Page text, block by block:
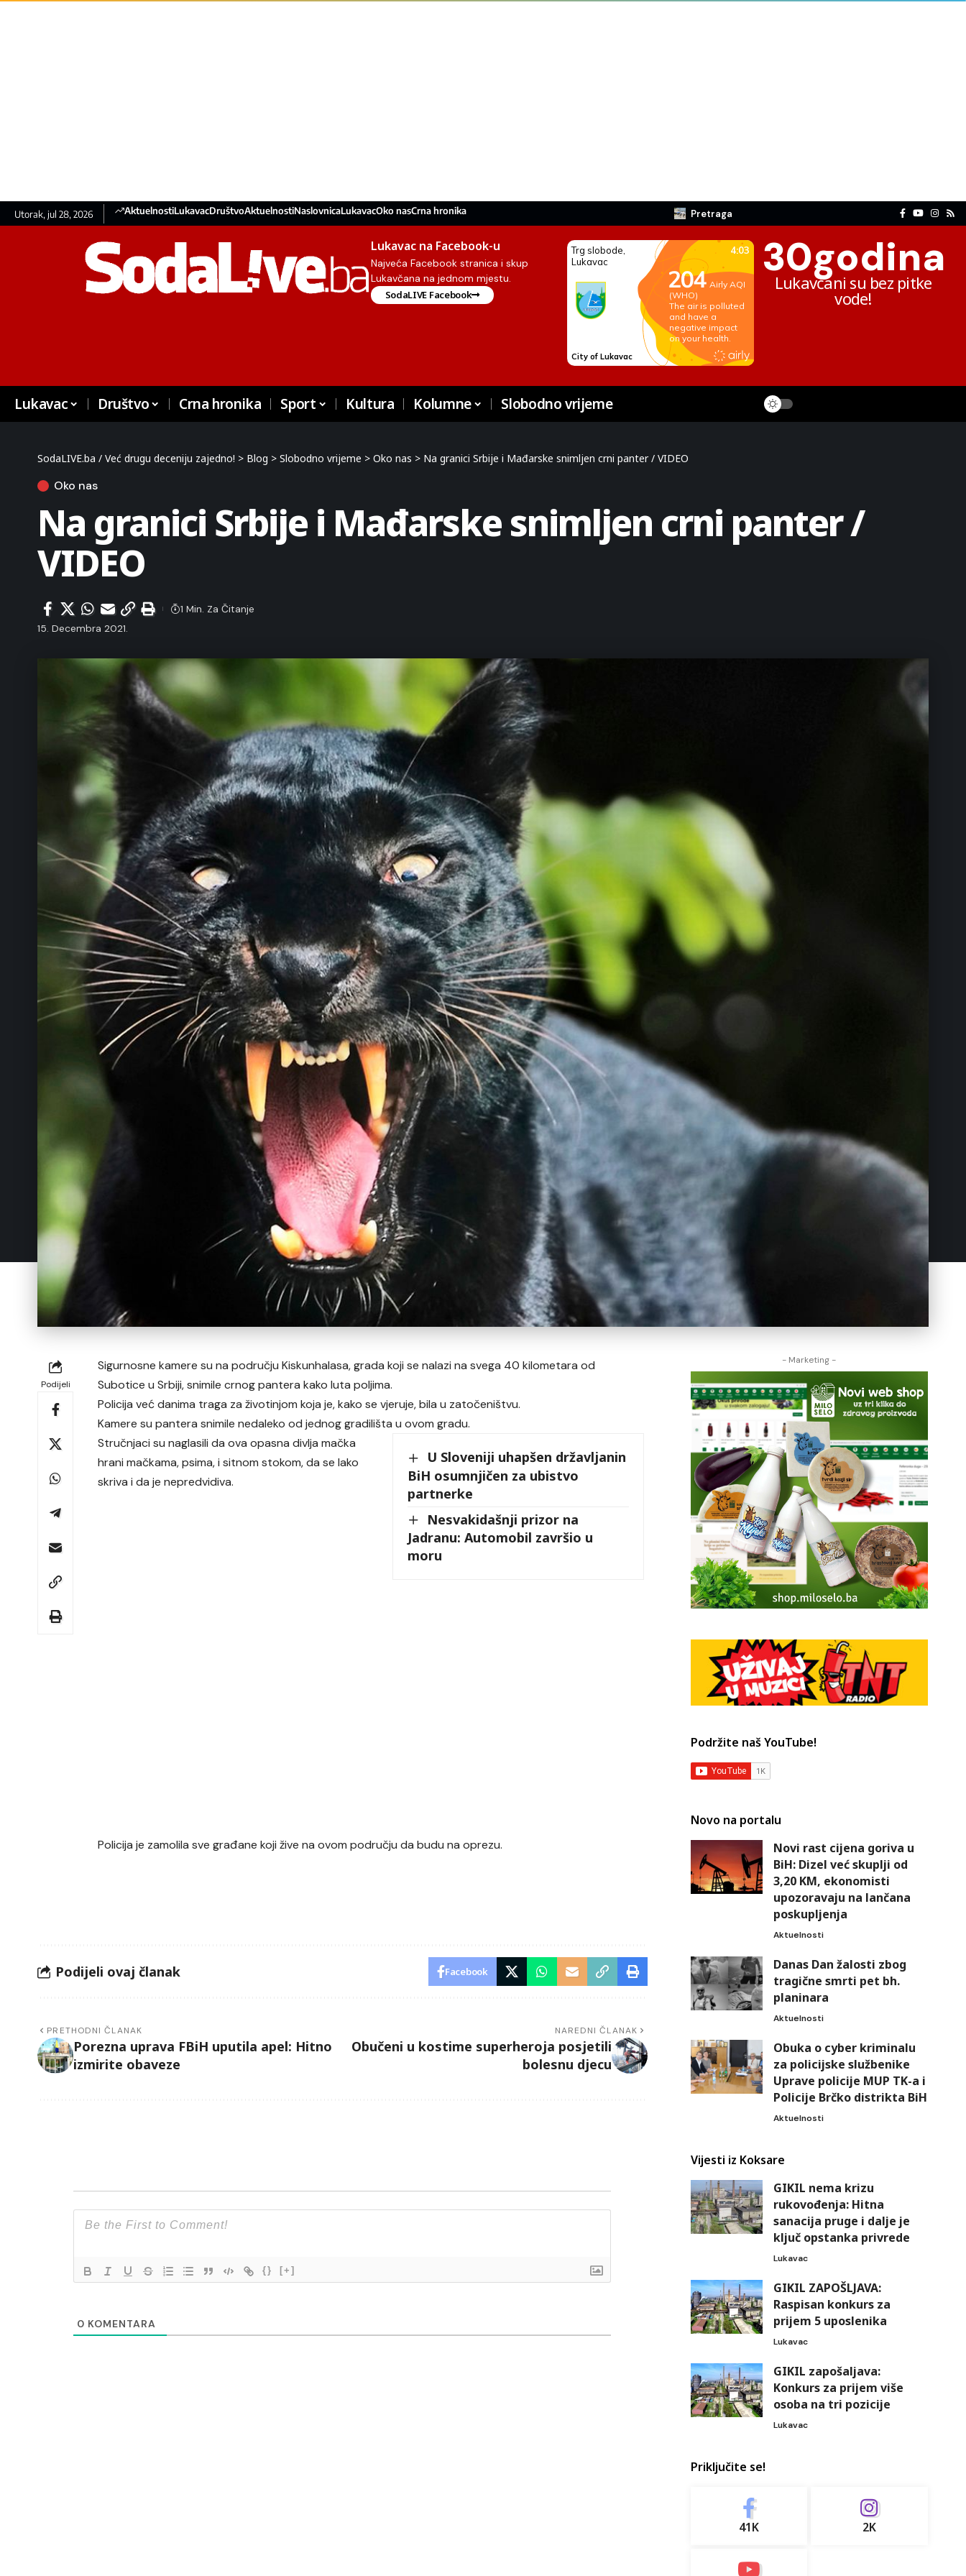
Utorak, jul 28, 2026 AktuelnostiLukavacDruštvoAktuelnostiNaslovnicaLukavacOko nasCrna hronika Pretraga
Lukavac na Facebook-u
Najveća Facebook stranica i skup
Lukavčana na jednom mjestu.
SodaLIVE Facebook
30godina
Lukavčani su bez pitke
vode!
Lukavac Društvo Crna hronika Sport Kultura Kolumne Slobodno vrijeme
SodaLIVE.ba / Već drugu deceniju zajedno! > Blog > Slobodno vrijeme > Oko nas > Na granici Srbije i Mađarske snimljen crni panter / VIDEO
Oko nas
Na granici Srbije i Mađarske snimljen crni panter /
VIDEO
15. Decembra 2021.
1 Min. Za Čitanje
Podijeli
Sigurnosne kamere su na području Kiskunhalasa, grada koji se nalazi na svega 40 kilometara od
Subotice u Srbiji, snimile crnog pantera kako luta poljima.
Policija već danima traga za životinjom koja je, kako se vjeruje, bila u zatočeništvu.
Kamere su pantera snimile nedaleko od jednog gradilišta u ovom gradu.
U Sloveniji uhapšen državljanin
BiH osumnjičen za ubistvo
partnerke
Nesvakidašnji prizor na
Jadranu: Automobil završio u
moru
Stručnjaci su naglasili da ova opasna divlja mačka
hrani mačkama, psima, i sitnom stokom, da se lako
skriva i da je nepredvidiva.
Policija je zamolila sve građane koji žive na ovom području da budu na oprezu.
Podijeli ovaj članak Facebook
PRETHODNI ČLANAK
Porezna uprava FBiH uputila apel: Hitno
izmirite obaveze
NAREDNI ČLANAK
Obučeni u kostime superheroja posjetili
bolesnu djecu
{} [+]
0 KOMENTARA
- Marketing -
Podržite naš YouTube!
Novo na portalu
Novi rast cijena goriva u
BiH: Dizel već skuplji od
3,20 KM, ekonomisti
upozoravaju na lančana
poskupljenja
Aktuelnosti
Danas Dan žalosti zbog
tragične smrti pet bh.
planinara
Aktuelnosti
Obuka o cyber kriminalu
za policijske službenike
Uprave policije MUP TK-a i
Policije Brčko distrikta BiH
Aktuelnosti
Vijesti iz Koksare
GIKIL nema krizu
rukovođenja: Hitna
sanacija pruge i dalje je
ključ opstanka privrede
Lukavac
GIKIL ZAPOŠLJAVA:
Raspisan konkurs za
prijem 5 uposlenika
Lukavac
GIKIL zapošaljava:
Konkurs za prijem više
osoba na tri pozicije
Lukavac
Priključite se!
41K 2K